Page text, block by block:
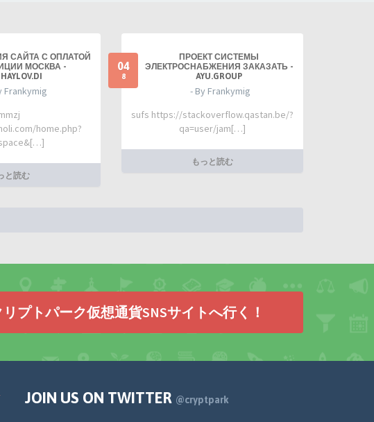
САЙТА С ОПЛАТОЙ
МОСКВА -
Frankymig
home.php?
と読む
04
8
ПРОЕКТ СИСТЕМЫ
ЭЛЕКТРОСНАБЖЕНИЯ ЗАКАЗАТЬ -
AYU.GROUP
- By Frankymig
sufs https://stackoverflow.qastan.be/?
qa=user/jam[…]
もっと読む
リプトパーク仮想通貨SNSサイトへ行く！
JOIN US ON TWITTER @cryptpark